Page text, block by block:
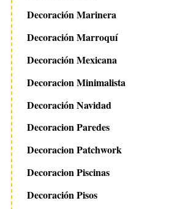
Decoración Marinera
Decoración Marroquí
Decoración Mexicana
Decoracion Minimalista
Decoración Navidad
Decoracion Paredes
Decoracion Patchwork
Decoracion Piscinas
Decoración Pisos